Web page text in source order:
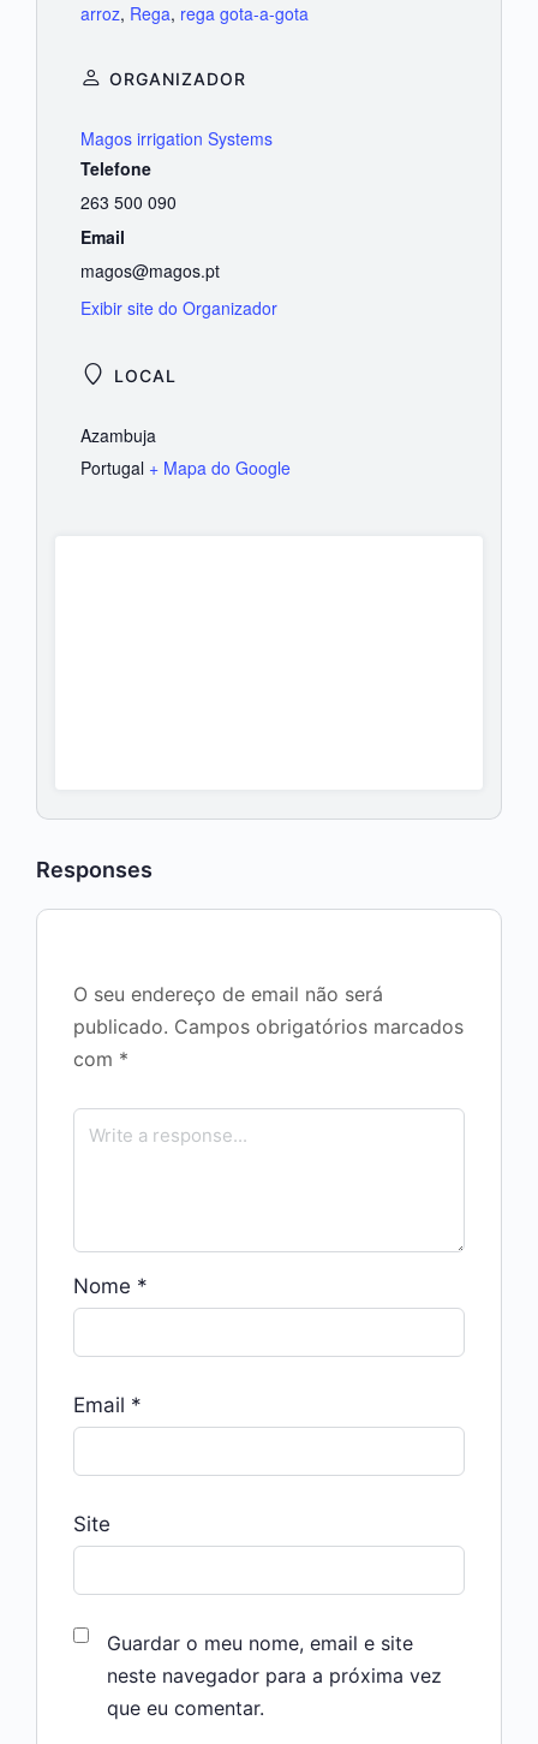
arroz, Rega, rega gota-a-gota
LOCAL
Azambuja
Portugal + Mapa do Google
ORGANIZADOR
Magos irrigation Systems
Telefone
263 500 090
Email
magos@magos.pt
Exibir site do Organizador
Responses
O seu endereço de email não será
publicado. Campos obrigatórios marcados
com *
Nome *
Email *
Site
Guardar o meu nome, email e site
neste navegador para a próxima vez
que eu comentar.